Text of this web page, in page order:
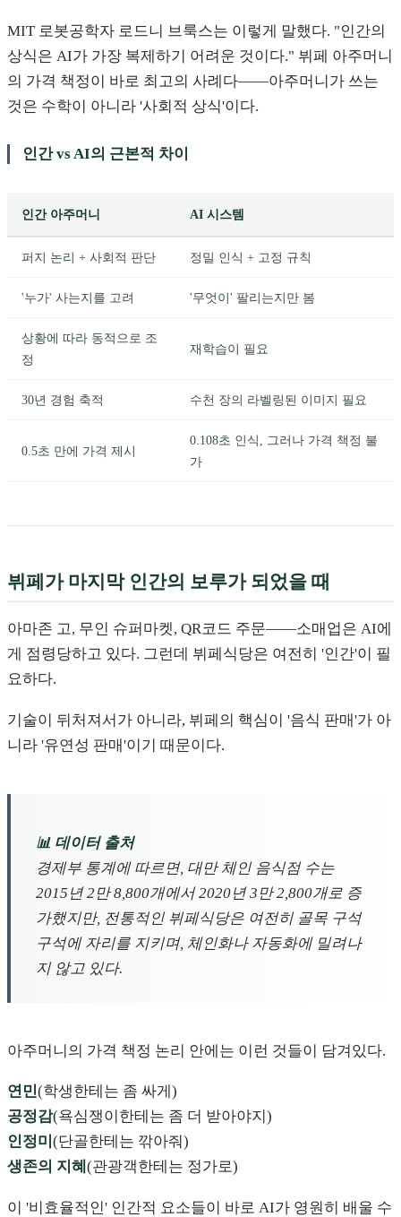
MIT 로봇공학자 로드니 브룩스는 이렇게 말했다. "인간의
상식은 AI가 가장 복제하기 어려운 것이다." 뷔페 아주머니
의 가격 책정이 바로 최고의 사례다——아주머니가 쓰는
것은 수학이 아니라 '사회적 상식'이다.
인간 vs AI의 근본적 차이
인간 아주머니 AI 시스템
퍼지 논리 + 사회적 판단 정밀 인식 + 고정 규칙
'누가' 사는지를 고려 '무엇이' 팔리는지만 봄
상황에 따라 동적으로 조
정
재학습이 필요
30년 경험 축적 수천 장의 라벨링된 이미지 필요
0.5초 만에 가격 제시
0.108초 인식, 그러나 가격 책정 불
가
뷔페가 마지막 인간의 보루가 되었을 때
아마존 고, 무인 슈퍼마켓, QR코드 주문——소매업은 AI에
게 점령당하고 있다. 그런데 뷔페식당은 여전히 '인간'이 필
요하다.
기술이 뒤처져서가 아니라, 뷔페의 핵심이 '음식 판매'가 아
니라 '유연성 판매'이기 때문이다.
📊 데이터 출처
경제부 통계에 따르면, 대만 체인 음식점 수는
2015년 2만 8,800개에서 2020년 3만 2,800개로 증
가했지만, 전통적인 뷔페식당은 여전히 골목 구석
구석에 자리를 지키며, 체인화나 자동화에 밀려나
지 않고 있다.
아주머니의 가격 책정 논리 안에는 이런 것들이 담겨있다.
연민(학생한테는 좀 싸게)
공정감(욕심쟁이한테는 좀 더 받아야지)
인정미 (단골한테는 깎아줘)
생존의 지혜 (관광객한테는 정가로)
이 '비효율적인' 인간적 요소들이 바로 AI가 영원히 배울 수